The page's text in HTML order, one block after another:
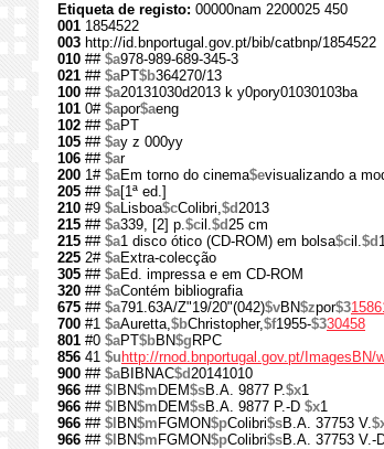
Etiqueta de registo: 00000nam 2200025 450
001 1854522
003 http://id.bnportugal.gov.pt/bib/catbnp/1854522
010 ## $a978-989-689-345-3
021 ## $aPT$b364270/13
100 ## $a20131030d2013 k y0pory01030103ba
101 0# $apor$aeng
102 ## $aPT
105 ## $ay z 000yy
106 ## $ar
200 1# $aEm torno do cinema$evisualizando a
205 ## $a[1ª ed.]
210 #9 $aLisboa$cColibri,$d2013
215 ## $a339, [2] p.$cil.$d25 cm
215 ## $a1 disco ótico (CD-ROM) em bolsa$cil.$d
225 2# $aExtra-colecção
305 ## $aEd. impressa e em CD-ROM
320 ## $aContém bibliografia
675 ## $a791.63A/Z"19/20"(042)$vBN$zpor$3
700 #1 $aAuretta,$bChristopher,$f1955-$330458
801 #0 $aPT$bBN$g RPC
856 41 $u http://rnod.bnportugal.gov.pt/
900 ## $aBIBNAC$d20141010
966 ## $l BN$m DEM$sB.A. 9877 P.$x1
966 ## $l BN$m DEM$sB.A. 9877 P.-D $x1
966 ## $l BN$m FGMON$pColibri$sB.A. 37753 V.
966 ## $l BN$m FGMON$pColibri$sB.A. 37753 V.-